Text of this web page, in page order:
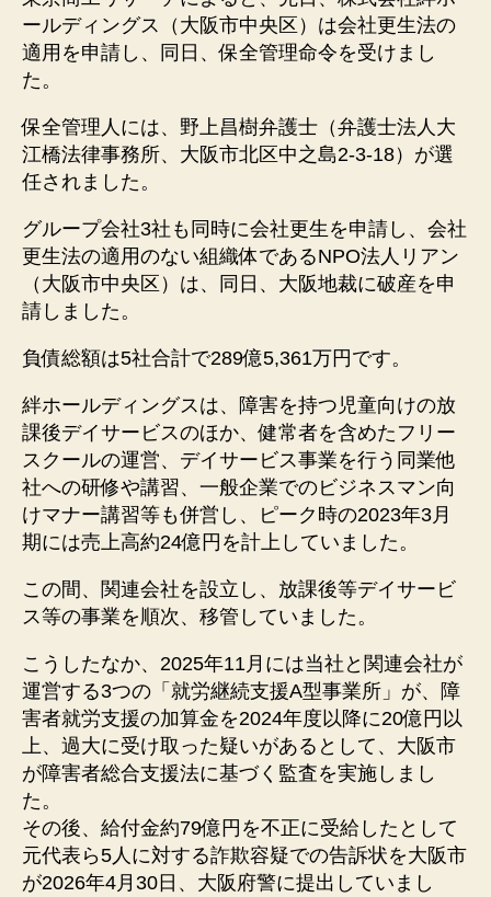
ールディングス（大阪市中央区）は会社更生法の
適用を申請し、同日、保全管理命令を受けまし
た。
保全管理人には、野上昌樹弁護士（弁護士法人大
江橋法律事務所、大阪市北区中之島2-3-18）が選
任されました。
グループ会社3社も同時に会社更生を申請し、会社
更生法の適用のない組織体であるNPO法人リアン
（大阪市中央区）は、同日、大阪地裁に破産を申
請しました。
負債総額は5社合計で289億5,361万円です。
絆ホールディングスは、障害を持つ児童向けの放
課後デイサービスのほか、健常者を含めたフリー
スクールの運営、デイサービス事業を行う同業他
社への研修や講習、一般企業でのビジネスマン向
けマナー講習等も併営し、ピーク時の2023年3月
期には売上高約24億円を計上していました。
この間、関連会社を設立し、放課後等デイサービ
ス等の事業を順次、移管していました。
こうしたなか、2025年11月には当社と関連会社が
運営する3つの「就労継続支援A型事業所」が、障
害者就労支援の加算金を2024年度以降に20億円以
上、過大に受け取った疑いがあるとして、大阪市
が障害者総合支援法に基づく監査を実施しまし
た。
その後、給付金約79億円を不正に受給したとして
元代表ら5人に対する詐欺容疑での告訴状を大阪市
が2026年4月30日、大阪府警に提出していまし